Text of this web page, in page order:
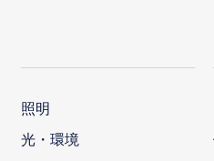
照明
光・環境